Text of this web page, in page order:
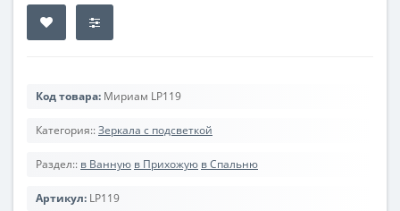
Код товара: Мириам LP119
Категория::Зеркала с подсветкой
Раздел:: в Ванную в Прихожую в Спальню
Артикул: LP119